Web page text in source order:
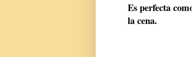
Es perfecta
la cena.